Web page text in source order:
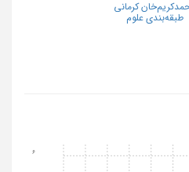
کرمانی
طبقه‌بندی علوم
6